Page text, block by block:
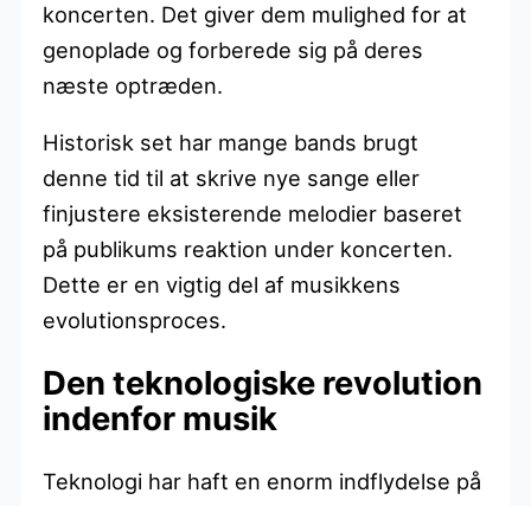
koncerten. Det giver dem mulighed for at
genoplade og forberede sig på deres
næste optræden.
Historisk set har mange bands brugt
denne tid til at skrive nye sange eller
finjustere eksisterende melodier baseret
på publikums reaktion under koncerten.
Dette er en vigtig del af musikkens
evolutionsproces.
Den teknologiske revolution
indenfor musik
Teknologi har haft en enorm indflydelse på